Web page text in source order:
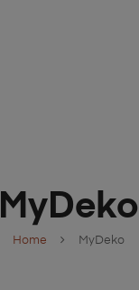
Home MyDeko
MyDeko